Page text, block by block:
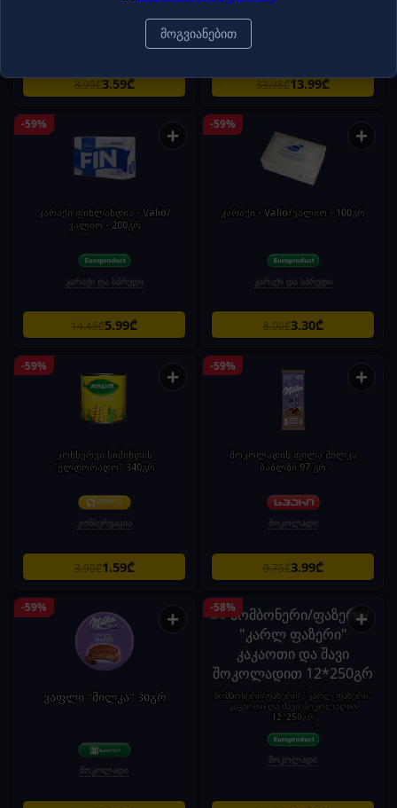
8.95₾3.59₾ 33.95₾13.99₾
-59% +
კარაქი ფინლანდია - Valio/
ვალიო - 200გრ
კარაქი და სპრედი
14.45₾5.99₾
-59% +
კარაქი - Valio/ვალიო - 100გრ
კარაქი და სპრედი
8.00₾3.30₾
-59% +
კონსერვი სიმინდის
"ელდორადო" 340გრ
კონსერვაცია
3.90₾1.59₾
-59% +
შოკოლადის ფილა მილკა
ბაბლზი 97 გრ
შოკოლადი
9.75₾3.99₾
-59% +
ვაფლი "მილკა" 30გრ
შოკოლადი
-58% +
ბომბონერი/ფაზერი/ "კარლ ფაზერი"
კაკაოთი და შავი შოკოლადით
12*250გრ
შოკოლადი
მოგვიანებით